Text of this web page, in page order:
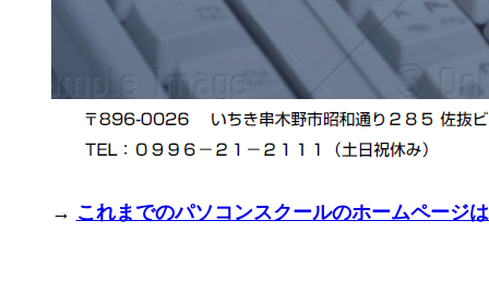
→ これまでのパソコンスクールのホームページ